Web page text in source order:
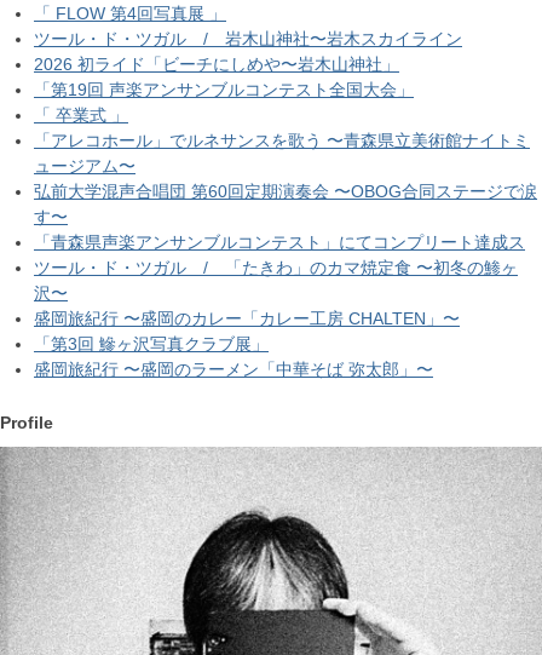
「 FLOW 第4回写真展 」
ツール・ド・ツガル / 岩木山神社〜岩木スカイライン
2026 初ライド「ビーチにしめや〜岩木山神社」
「第19回 声楽アンサンブルコンテスト全国大会」
「 卒業式 」
「アレコホール」でルネサンスを歌う 〜青森県立美術館ナイトミ
ュージアム〜
弘前大学混声合唱団 第60回定期演奏会 〜OBOG合同ステージで涙
す〜
「青森県声楽アンサンブルコンテスト」にてコンプリート達成ス
ツール・ド・ツガル / 「たきわ」のカマ焼定食 〜初冬の鯵ヶ
沢〜
盛岡旅紀行 〜盛岡のカレー「カレー工房 CHALTEN」〜
「第3回 鰺ヶ沢写真クラブ展」
盛岡旅紀行 〜盛岡のラーメン「中華そば 弥太郎」〜
Profile